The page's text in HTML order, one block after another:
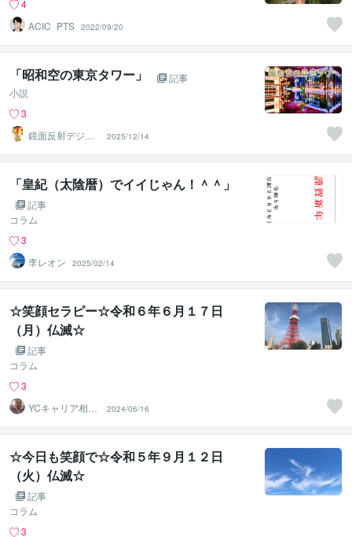
4
ACIC_PTS 2022/09/20
「昭和空の東京タワー」
記事
小説
3
鏡面反射デジタ
ルアート製作所
（鈴木穣）
2025/12/14
「皇紀（太陰暦）でイイじゃん！＾＾」
記事
コラム
3
李レオン
2025/02/14
☆笑顔セラピー☆令和６年６月１７日
（月）仏滅☆
記事
コラム
3
YCキャリア相談
2024/06/16
☆今日も笑顔で☆令和５年９月１２日
（火）仏滅☆
記事
コラム
3